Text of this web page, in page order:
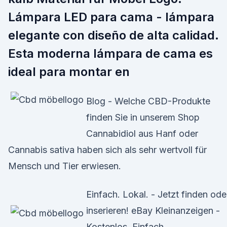
Lámpara LED para cama - lámpara
elegante con diseño de alta calidad.
Esta moderna lámpara de cama es
ideal para montar en
Blog - Welche CBD-Produkte
finden Sie in unserem Shop
Cannabidiol aus Hanf oder
Cannabis sativa haben sich als sehr wertvoll für
Mensch und Tier erwiesen.
Einfach. Lokal. - Jetzt finden
inserieren! eBay Kleinanzeigen -